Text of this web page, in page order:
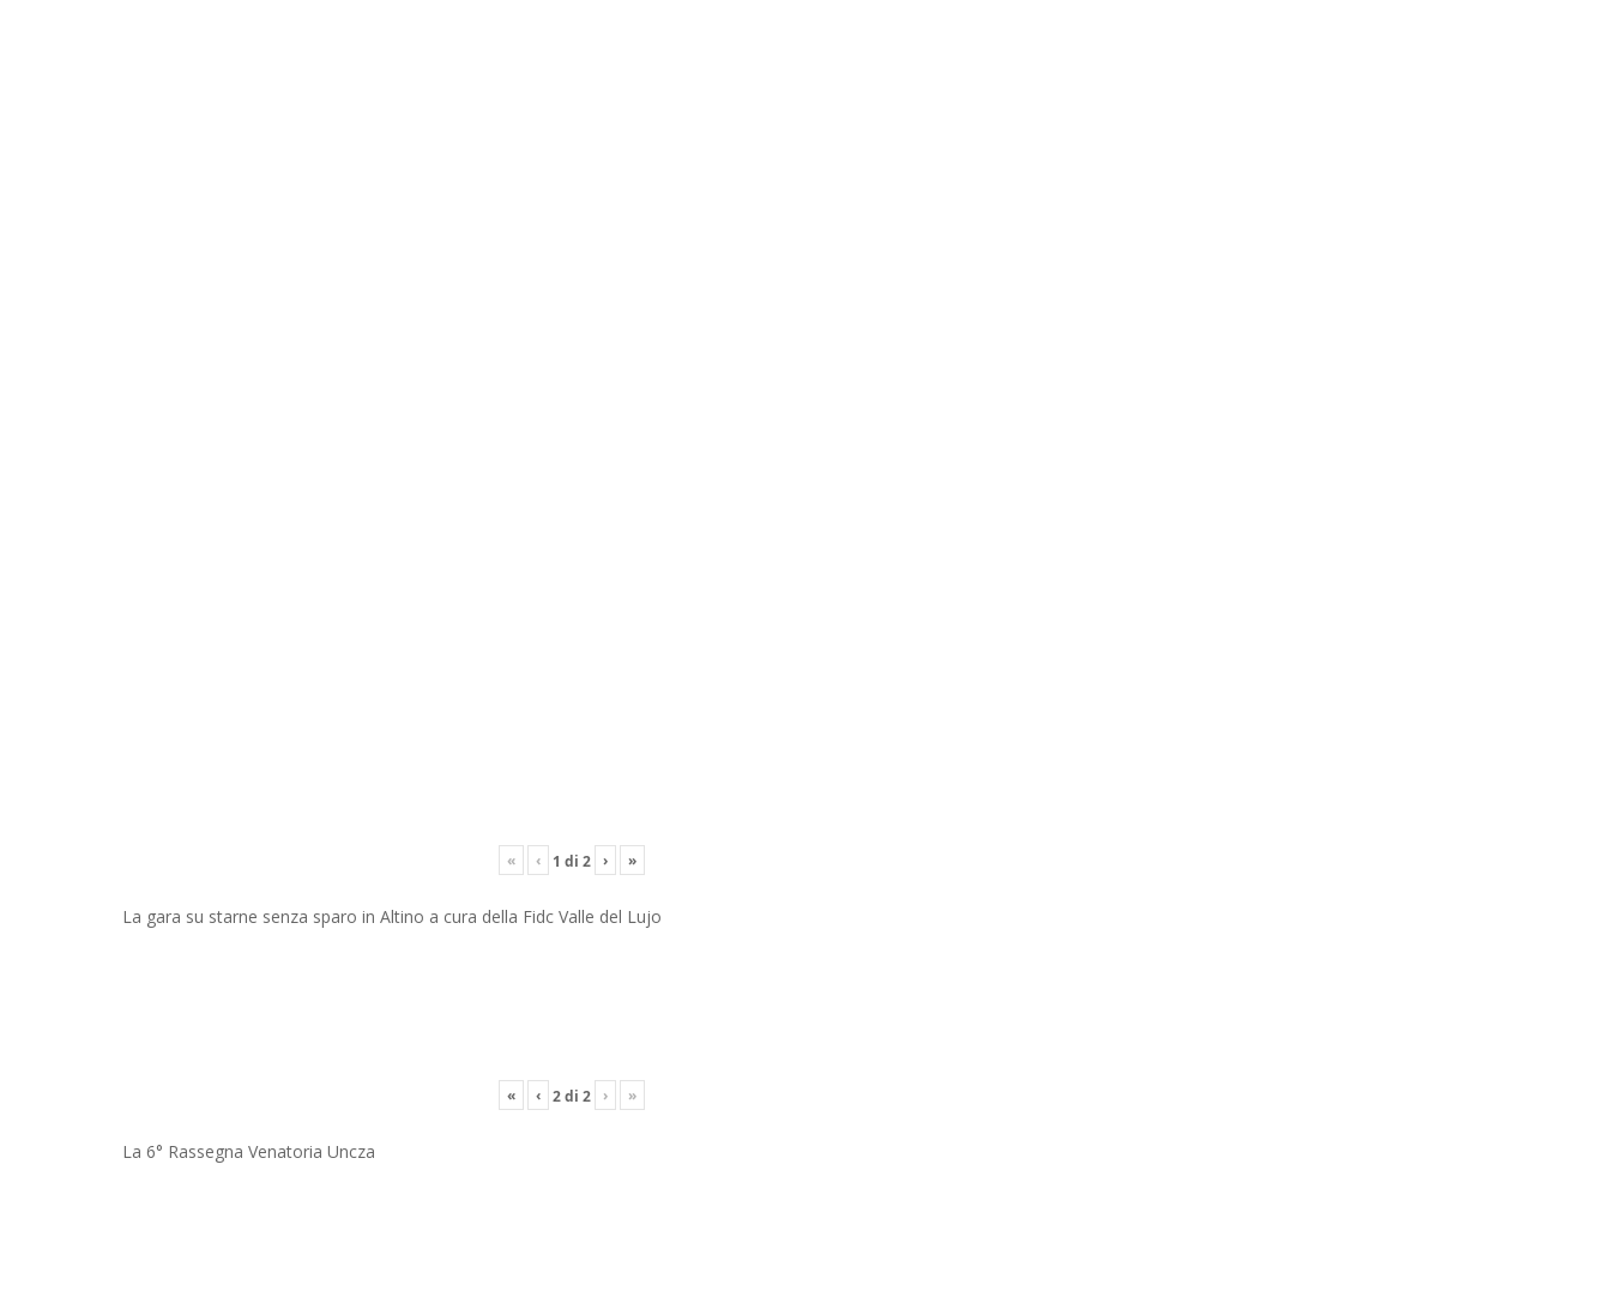
« ‹ 1 di 2 › »
La gara su starne senza sparo in Altino a cura della Fidc Valle del Lujo
« ‹ 2di 2 › »
La 6° Rassegna Venatoria Uncza